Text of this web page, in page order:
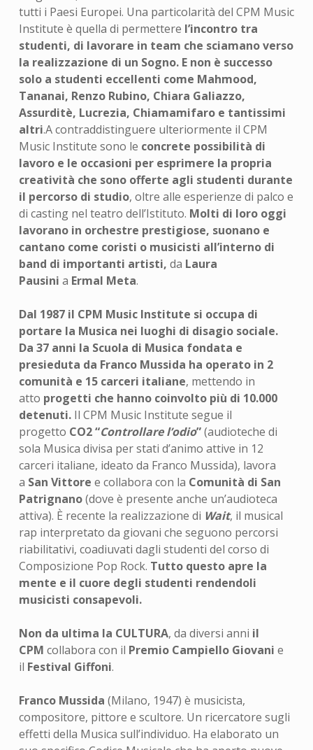
tutti i Paesi Europei. Una particolarità del CPM Music
Institute è quella di permettere l’incontro tra
studenti, di lavorare in team che sciamano verso
la realizzazione di un Sogno. E non è successo
solo a studenti eccellenti come Mahmood,
Tananai, Renzo Rubino, Chiara Galiazzo,
Assurditè, Lucrezia, Chiamamifaro e tantissimi
altri.A contraddistinguere ulteriormente il CPM
Music Institute sono le concrete possibilità di
lavoro e le occasioni per esprimere la propria
creatività che sono offerte agli studenti durante
il percorso di studio, oltre alle esperienze di palco e
di casting nel teatro dell’Istituto. Molti di loro oggi
lavorano in orchestre prestigiose, suonano e
cantano come coristi o musicisti all’interno di
band di importanti artisti, da Laura
Pausini a Ermal Meta.
Dal 1987 il CPM Music Institute si occupa di
portare la Musica nei luoghi di disagio sociale.
Da 37 anni la Scuola di Musica fondata e
presieduta da Franco Mussida ha operato in 2
comunità e 15 carceri italiane, mettendo in
atto progetti che hanno coinvolto più di 10.000
detenuti. Il CPM Music Institute segue il
progetto CO2 “Controllare l’odio”(audioteche di
sola Musica divisa per stati d’animo attive in 12
carceri italiane, ideato da Franco Mussida), lavora
a San Vittore e collabora con la Comunità di San
Patrignano(dove è presente anche un’audioteca
attiva). È recente la realizzazione di Wait, il musical
rap interpretato da giovani che seguono percorsi
riabilitativi, coadiuvati dagli studenti del corso di
Composizione Pop Rock. Tutto questo apre la
mente e il cuore degli studenti rendendoli
musicisti consapevoli.
Non da ultima la CULTURA, da diversi anni il
CPM collabora con il Premio Campiello Giovani e
il Festival Giffoni.
Franco Mussida (Milano, 1947) è musicista,
compositore, pittore e scultore. Un ricercatore sugli
effetti della Musica sull’individuo. Ha elaborato un